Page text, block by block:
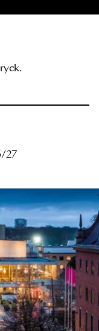
27